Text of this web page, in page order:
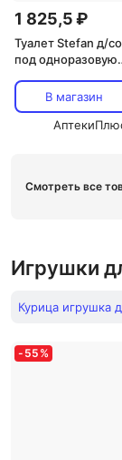
1 825,5 ₽
Туалет Stefan д/
под одноразовую
см светло-
коричневый/
молочный
В магазин
Смотреть все
Игрушки
Курица игрушка
- 55 %